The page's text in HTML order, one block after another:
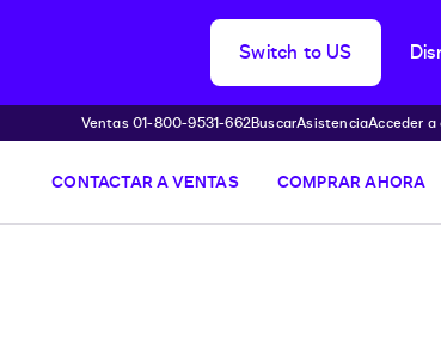
Switch to US
Ventas 01-800-9531-662BuscarAsistenciaAcceder
CONTACTAR A VENTAS COMPRAR AHORA